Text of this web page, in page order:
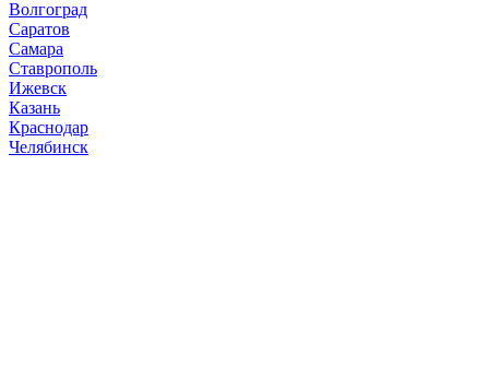
Волгоград
Саратов
Самара
Ставрополь
Ижевск
Казань
Краснодар
Челябинск